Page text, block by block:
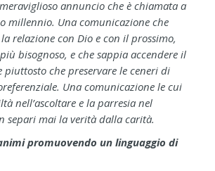
annuncio che è chiamata a
millennio. Una comunicazione che
relazione con Dio e con il prossimo,
bisognoso, e che sappia accendere il
piuttosto che preservare le ceneri di
Una comunicazione le cui
nell’ascoltare e la parresia nel
separi mai la verità dalla carità.
promuovendo un linguaggio di